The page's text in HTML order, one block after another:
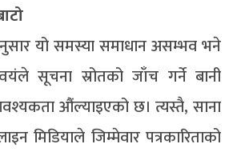
यो समस्या समाधान असम्भव भने
सूचना स्रोतको जाँच गर्ने बानी
औंल्याइएको छ। त्यस्तै, साना
मिडियाले जिम्मेवार पत्रकारिताको